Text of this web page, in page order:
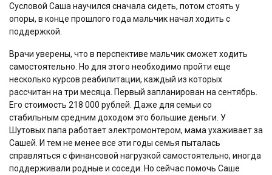
Сусловой Саша научился сначала сидеть, потом стоять у
опоры, в конце прошлого года мальчик начал ходить с
поддержкой.
Врачи уверены, что в перспективе мальчик сможет ходить
самостоятельно. Но для этого необходимо пройти еще
несколько курсов реабилитации, каждый из которых
рассчитан на три месяца. Первый запланирован на сентябрь.
Его стоимость 218 000 рублей. Даже для семьи со
стабильным средним доходом это большие деньги. У
Шутовых папа работает электромонтером, мама ухаживает за
Сашей. И тем не менее все эти годы семья пыталась
справляться с финансовой нагрузкой самостоятельно, иногда
поддерживали родные и соседи. Но сейчас помочь Саше